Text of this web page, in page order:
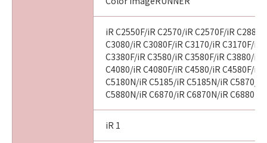
iR C2550F/iR C2570/iR C2570F/iR
C3080/iR C3080F/iR C3170/iR C3170F/iR
C3380F/iR C3580/iR C3580F/iR C3880/iR
C4080/iR C4080F/iR C4580/iR C4580F/iR
C5180N/iR C5185/iR C5185N/iR C5870/
C5880N/iR C6870/iR C6870N/iR C6880N
iR 1